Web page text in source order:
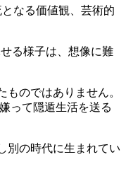
なる価値観、芸術的
る様子は、想像に難
のではありません。
って隠遁生活を送る
別の時代に生まれてい